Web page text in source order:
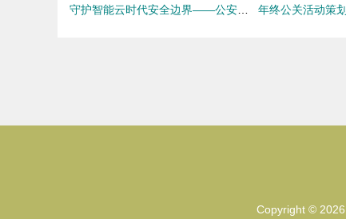
Copyright © 2026